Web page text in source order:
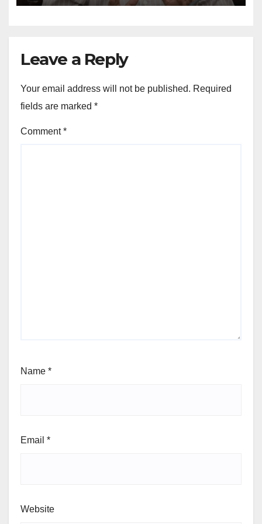
Leave a Reply
Your email address will not be published. Required
fields are marked *
Comment*
Name *
Email *
Website